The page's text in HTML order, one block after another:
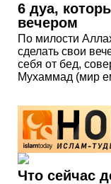
6 дуа,
вечером
По милости
сделать свои
себя от бед,
Мухаммад (мир
Что сейчас